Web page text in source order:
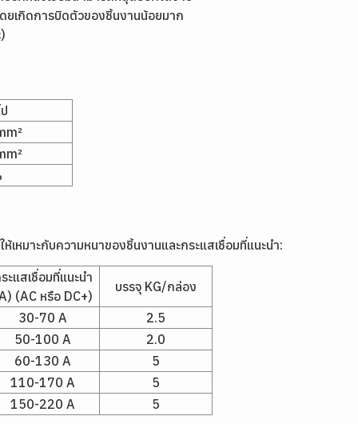
ยเกิดการบิดตัวของชิ้นงานน้อยมาก
เหมาะกับความหนาของชิ้นงานและกระแสเชื่อมที่แนะนำ:
ะแสเชื่อมที่แนะนำ
(AC หรือ DC+)
บรรจุ KG/กล่อง
30-70 A
2.5
50-100 A
2.0
60-130 A
5
110-170 A
5
150-220 A
5